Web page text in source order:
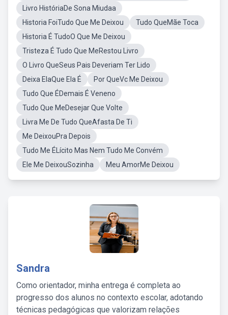
Livro HistóriaDe Sona Miudaa
Historia FoiTudo Que Me Deixou
Tudo QueMãe Toca
Historia É TudoO Que Me Deixou
Tristeza É Tudo Que MeRestou Livro
O Livro QueSeus Pais Deveriam Ter Lido
Deixa ElaQue Ela É
Por QueVc Me Deixou
Tudo Que ÉDemais É Veneno
Tudo Que MeDesejar Que Volte
Livra Me De Tudo QueAfasta De Ti
Me DeixouPra Depois
Tudo Me ÉLícito Mas Nem Tudo Me Convém
Ele Me DeixouSozinha
Meu AmorMe Deixou
Sandra
Como orientador, minha entrega é completa ao
progresso dos alunos no contexto escolar, adotando
técnicas pedagógicas que valorizam relações